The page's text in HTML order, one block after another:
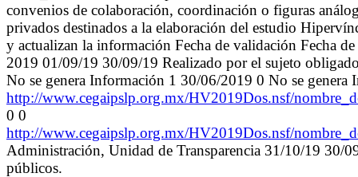
convenios de colaboración, coordinación o figuras
privados destinados a la elaboración del estudio
y actualizan la información Fecha de validación Fecha
2019 01/09/19 30/09/19 Realizado por el sujeto
No se genera Información 1 30/06/2019 0 No se genera
http://www.cegaipslp.org.mx/HV2019Dos.nsf/
0 0
http://www.cegaipslp.org.mx/HV2019Dos.nsf/
Administración, Unidad de Transparencia 31/10/19 30/
públicos.